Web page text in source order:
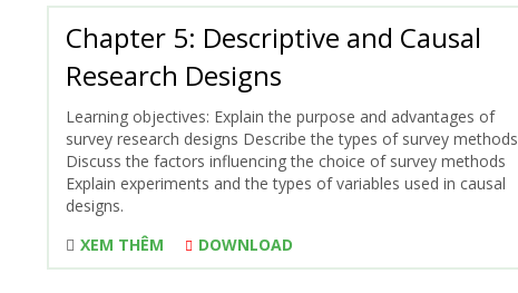
Chapter 5: Descriptive and Causal
Research Designs
Learning objectives: Explain the purpose and advantages of
survey research designs Describe the types of survey methods
Discuss the factors influencing the choice of survey methods
Explain experiments and the types of variables used in causal
designs.
XEM THÊM
DOWNLOAD